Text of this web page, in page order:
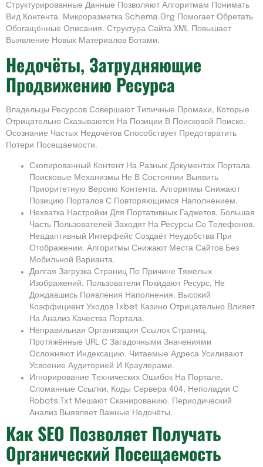
Структурированные Данные Позволяют Алгоритмам Понимать
Вид Контента. Микроразметка Schema.org Помогает Обретать
Обогащённые Описания. Структура Сайта XML Повышает
Выявление Новых Материалов Ботами.
Недочёты, Затрудняющие
Продвижению Ресурса
Владельцы Ресурсов Совершают Типичные Промахи, Которые
Отрицательно Сказываются На Позиции В Поисковой Поиске.
Осознание Частых Недочётов Способствует Предотвратить
Потери Посещаемости.
Скопированный Контент На Разных Документах Портала.
Поисковые Механизмы Не В Состоянии Выявить
Приоритетную Версию Контента. Алгоритмы Снижают
Позицию Порталов С Повторяющимся Наполнением.
Нехватка Настройки Для Портативных Гаджетов. Большая
Часть Пользователей Заходят На Ресурсы Со Телефонов.
Неадаптивный Интерфейс Создаёт Неудобства При
Отображении. Алгоритмы Снижают Места Сайтов Без
Мобильной Варианта.
Долгая Загрузка Страниц По Причине Тяжёлых
Изображений. Пользователи Покидают Ресурс, Не
Дождавшись Появления Наполнения. Высокий
Коэффициент Уходов 1xbet Казино Отрицательно Влияет
На Анализ Качества Портала.
Неправильная Организация Ссылок Страниц.
Протяжённые URL С Загадочными Значениями
Осложняют Индексацию. Читаемые Адреса Усиливают
Усвоение Аудиторией И Краулерами.
Игнорирование Технических Ошибок На Портале.
Сломанные Ссылки, Коды Сервера 404, Неполадки С
Robots.txt Мешают Сканированию. Периодический
Анализ Выявляет Важные Недочёты.
Как SEO Позволяет Получать
Органический Посещаемость